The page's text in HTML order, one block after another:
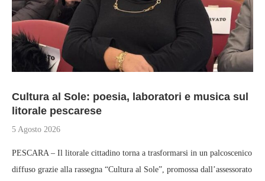
Cultura al Sole: poesia, laboratori e musica sul
litorale pescarese
5 Agosto 2026
PESCARA – Il litorale cittadino torna a trasformarsi in un palcoscenico
diffuso grazie alla rassegna “Cultura al Sole”, promossa dall’assessorato